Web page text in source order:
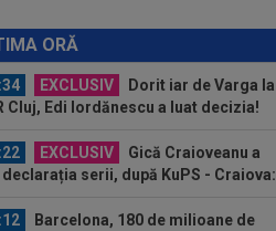
ORĂ
ce face Mihai Stoica. E prima oară
o zic”
EXCLUSIV
Dorit iar de Varga la
Cluj, Edi Iordănescu a luat decizia!
EXCLUSIV
Gică Craioveanu a
serii, după KuPS - Craiova:
Barcelona, 180 de milioane de